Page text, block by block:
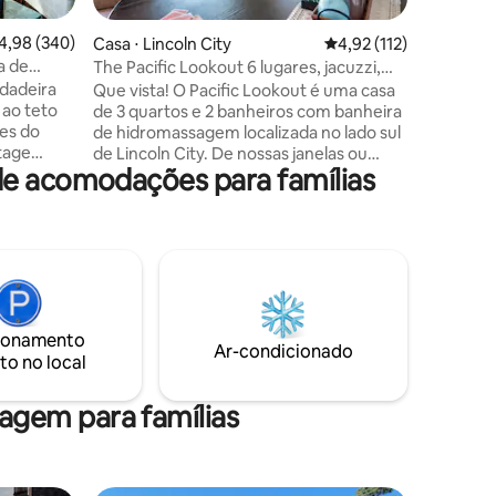
de uma avaliação média de 5, 340 avaliações
(340)
de
do
e
de
e
Casa ⋅ Lincoln City 4,92 de uma avaliação
4,92 (112)
The Pacific Lookout 6 lugares, jacuzzi,
animais de estimação
Que vista! O Pacific Lookout é uma casa
de 3 quartos e 2 banheiros com banheira
de hidromassagem localizada no lado sul
de Lincoln City. De nossas janelas ou
convés, você pode desfrutar do pôr do
sol de tirar o fôlego, assistir à ação do
carro ao norte da área de Nelscott ou do
incríveis de restaurantes, incluindo
Fathoms, Kylos Grill e Blackfish Cafe ou
acomodações para famílias
no local
Ar-condicionado
para famílias